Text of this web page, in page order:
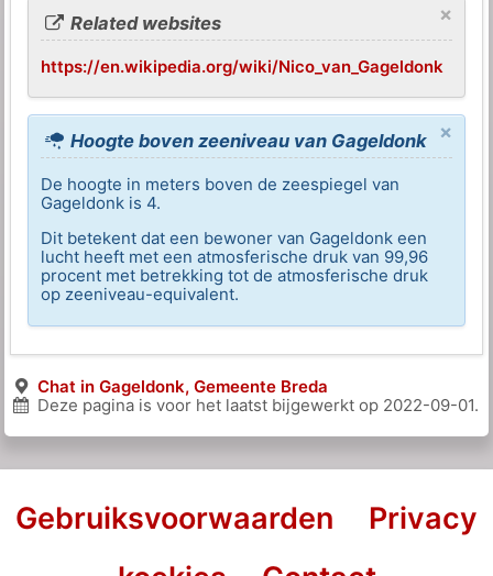
×
Related websites
https://en.wikipedia.org/wiki/Nico_van_Gageldonk
×
Hoogte boven zeeniveau van Gageldonk
De hoogte in meters boven de zeespiegel van
Gageldonk is 4.
Dit betekent dat een bewoner van Gageldonk een
lucht heeft met een atmosferische druk van 99,96
procent met betrekking tot de atmosferische druk
op zeeniveau-equivalent.
Chat in Gageldonk, Gemeente Breda
Deze pagina is voor het laatst bijgewerkt op 2022-09-01.
Gebruiksvoorwaarden
Privacy